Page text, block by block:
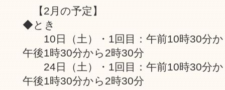
【2月の予定】
◆とき
10日（土）・1回目：午前10時30分か
午後1時30分から2時30分
24日（土）・1回目：午前10時30分か
午後1時30分から2時30分